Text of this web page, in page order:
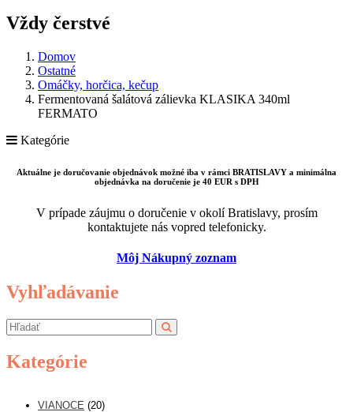
Vždy čerstvé
Domov
Ostatné
Omáčky, horčica, kečup
Fermentovaná šalátová zálievka KLASIKA 340ml
FERMATO
Kategórie
Aktuálne je doručovanie objednávok možné iba v rámci BRATISLAVY a minimálna
objednávka na doručenie je 40 EUR s DPH
V prípade záujmu o doručenie v okolí Bratislavy, prosím
kontaktujete nás vopred telefonicky.
Môj Nákupný zoznam
Vyhľadávanie
Kategórie
VIANOCE (20)